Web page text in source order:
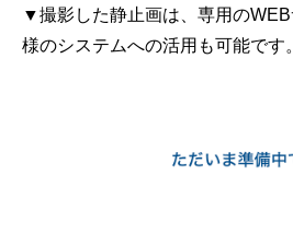
▼撮影した静止画は、専用の
様のシステムへの活用も可能です。